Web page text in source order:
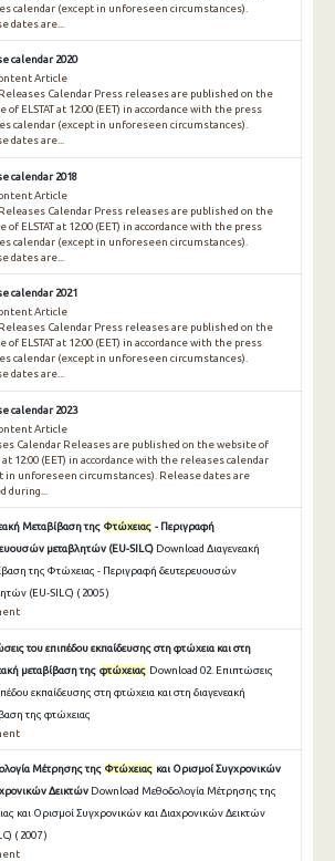
calendar (except in unforeseen circumstances).
dates are...
calendar 2020
Article
Calendar Press releases are published on the
of ELSTAT at 12:00 (EET) in accordance with the press
calendar (except in unforeseen circumstances).
dates are...
calendar 2018
Article
Calendar Press releases are published on the
of ELSTAT at 12:00 (EET) in accordance with the press
calendar (except in unforeseen circumstances).
dates are...
calendar 2021
Article
Calendar Press releases are published on the
of ELSTAT at 12:00 (EET) in accordance with the press
calendar (except in unforeseen circumstances).
dates are...
calendar 2023
Article
Calendar Releases are published on the website of
at 12:00 (EET) in accordance with the releases calendar
in unforeseen circumstances). Release dates are
during...
Μεταβίβαση της Φτώχειας - Περιγραφή
μεταβλητών (EU-SILC) Download Διαγενεακή
της Φτώχειας - Περιγραφή δευτερευουσών
(EU-SILC) ( 2005 )
του επιπέδου εκπαίδευσης στη φτώχεια και στη
μεταβίβαση της φτώχειας Download 02. Επιπτώσεις
εκπαίδευσης στη φτώχεια και στη διαγενεακή
της φτώχειας
Μέτρησης της Φτώχειας και Ορισμοί Συγχρονικών
Δεικτών Download Μεθοδολογία Μέτρησης της
και Ορισμοί Συγχρονικών και Διαχρονικών Δεικτών
( 2007 )